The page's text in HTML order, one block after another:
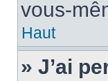
vous-
Haut
» J’ai